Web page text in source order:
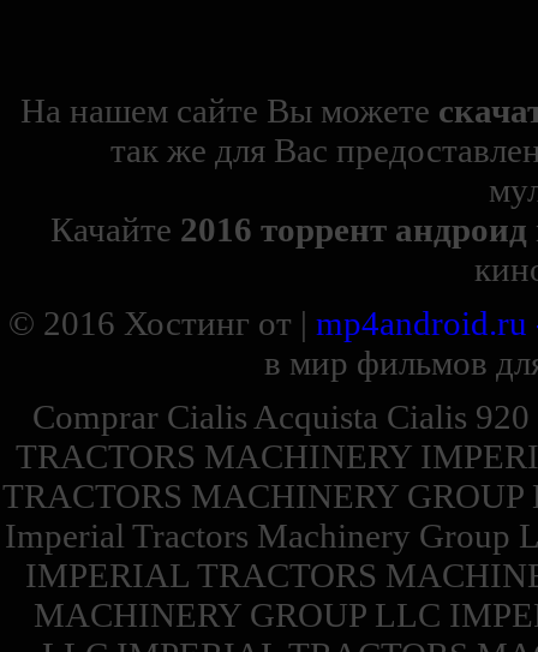
На нашем сайте Вы можете
так же для Вас
Качайте 2016 торрент
© 2016 Хостинг от | mp4android.ru
в мир фильмов
Comprar Cialis Acquista Cialis
TRACTORS MACHINERY
TRACTORS MACHINERY
Imperial Tractors Machinery Group
IMPERIAL TRACTORS
MACHINERY GROUP LLC